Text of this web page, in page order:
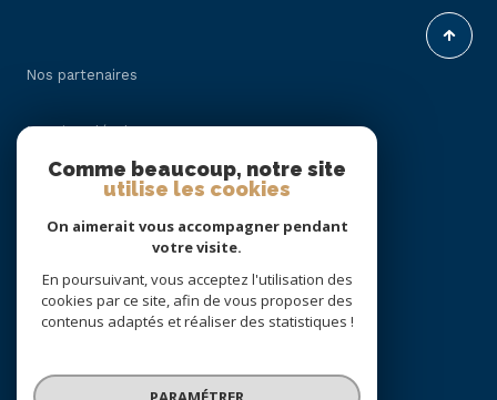
Nos partenaires
Mentions légales
Cookies
© 2026 | Tous droits réservés
Comme beaucoup, notre site
utilise les cookies
On aimerait vous accompagner pendant
votre visite.
En poursuivant, vous acceptez l'utilisation des
cookies par ce site, afin de vous proposer des
contenus adaptés et réaliser des statistiques !